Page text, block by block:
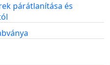
párátlanítása és